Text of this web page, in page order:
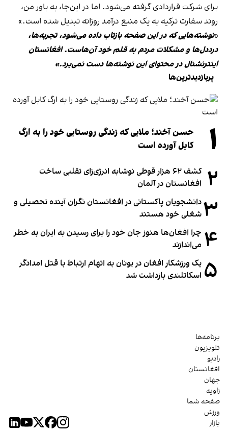
برای شرکت قراردادی گرفته می‌شود. اما در این‌جا، به باور من،
روند سفارت ترکیه به یک منبع درآمد روزانه تبدیل شده است.»
«نوشته‌هایی که در این صفحه بازتاب داده می‌شود، تجربه‌ها،
درددل‌ها و مشکلات مردم به قلم خود آن‌هاست. افغانستان
اینترنشنال در محتوای این نوشته‌ها دست نمی‌برد.»
پربازدیدترین‌ها
۱
حسن آخند؛ ملایی که زندگی روستایی خود را به ارگ
کابل آورده است
۲
کشف ۶۲ هزار قوطی نوشابه انرژی‌زای تقلبی ساخت
افغانستان در آلمان
۳دانشجویان پاکستانی در افغانستان نگران آینده تحصیلی و
شغلی خود هستند
۴ چرا افغان‌ها هنوز جان خود را برای رسیدن به ایران به خطر
می‌اندازند
۵ یک ورزشکار افغان در یونان به اتهام ارتباط با قتل امدادگر
اسکاتلندی بازداشت شد
برنامه‌ها
تلویزیون
رادیو
افغانستان
جهان
زاویه
صفحه شما
ورزش
بازار